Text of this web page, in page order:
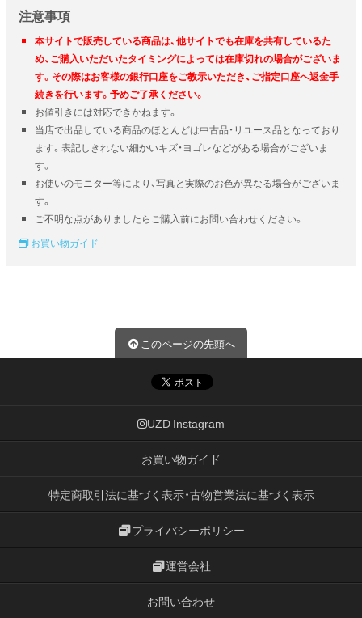
注意事項
本サイトで販売している商品は、他サイトでも在庫を共有しているた
め、ご購入いただいたタイミングによっては在庫切れの場合がございま
す。その際はお客様の銀行口座をご教示いただき、ご指定口座へ返金手
続きを行います。予めご了承ください。
お値引きには対応できかねます。
当店で出品している商品のほとんどは中古品・リユース品となっており
ます。表記しきれない細かいキズ・ヨゴレなどがある場合がございま
す。
お使いのモニター等により、写真と実際のお色が異なる場合がございま
す。
ご不明な点がありましたらご購入前にお問い合わせください。
お買い物ガイド
このページの先頭へ
UZD Instagram
お買い物ガイド
特定商取引法に基づく表示・古物営業法に基づく表示
プライバシーポリシー
運営会社
お問い合わせ